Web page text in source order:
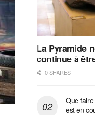
La Pyramide
continue à
0 SHARES
Que faire
est en